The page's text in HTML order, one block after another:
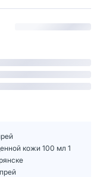
кожи 100 мл 1